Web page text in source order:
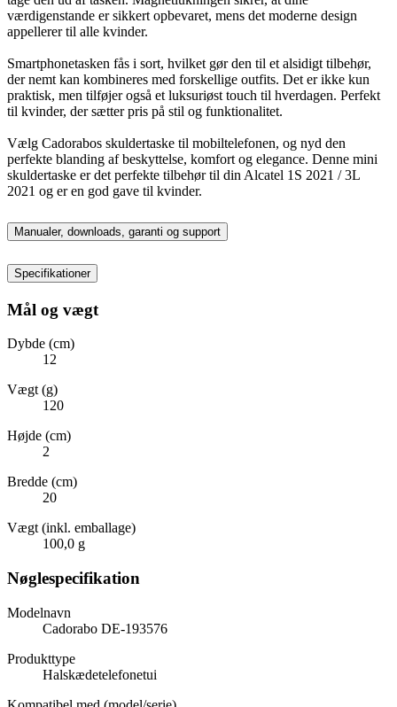
værdigenstande er sikkert opbevaret, mens det moderne design
appellerer til alle kvinder.
Smartphonetasken fås i sort, hvilket gør den til et alsidigt tilbehør,
der nemt kan kombineres med forskellige outfits. Det er ikke kun
praktisk, men tilføjer også et luksuriøst touch til hverdagen. Perfekt
til kvinder, der sætter pris på stil og funktionalitet.
Vælg Cadorabos skuldertaske til mobiltelefonen, og nyd den
perfekte blanding af beskyttelse, komfort og elegance. Denne mini
skuldertaske er det perfekte tilbehør til din Alcatel 1S 2021 / 3L
2021 og er en god gave til kvinder.
Manualer, downloads, garanti og support
Specifikationer
Mål og vægt
Dybde (cm)
12
Vægt (g)
120
Højde (cm)
2
Bredde (cm)
20
Vægt (inkl. emballage)
100,0 g
Nøglespecifikation
Modelnavn
Cadorabo DE-193576
Produkttype
Halskædetelefonetui